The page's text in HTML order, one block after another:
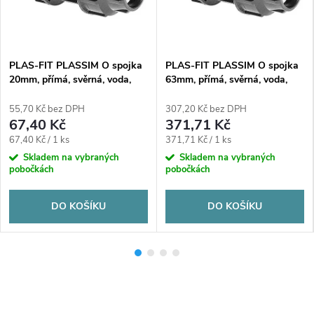
PLAS-FIT PLASSIM O spojka
20mm, přímá, svěrná, voda,
55,70 Kč bez DPH
67,40 Kč
Měrná
cena:
67,40 Kč / 1 ks
Skladem na vybraných
pobočkách
DO KOŠÍKU
PLAS-FIT PLASSIM O spojka
63mm, přímá, svěrná, voda,
307,20 Kč bez DPH
371,71 Kč
Měrná
cena:
371,71 Kč / 1 ks
Skladem na vybraných
pobočkách
DO KOŠÍKU